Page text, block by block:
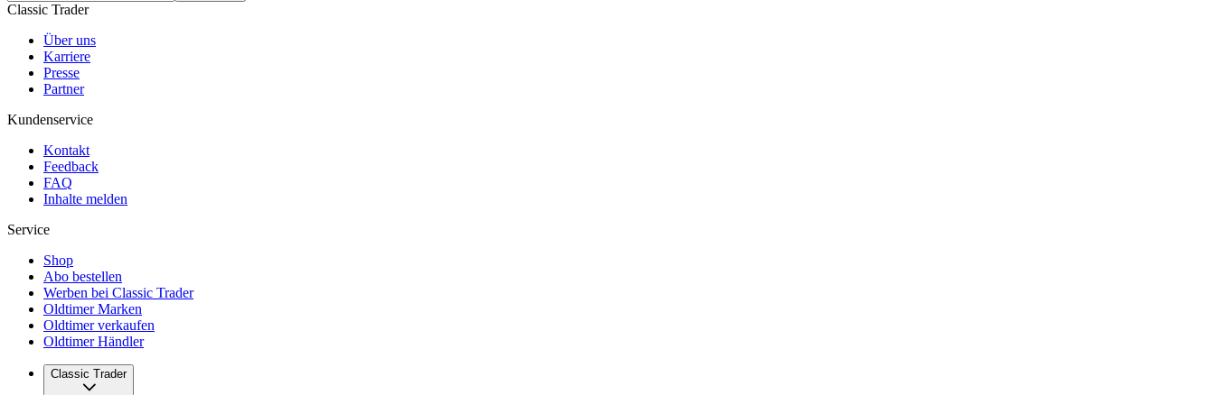
Classic Trader
Über uns
Karriere
Presse
Partner
Kundenservice
Kontakt
Feedback
FAQ
Inhalte melden
Service
Shop
Abo bestellen
Werben bei Classic Trader
Oldtimer Marken
Oldtimer verkaufen
Oldtimer Händler
Classic Trader